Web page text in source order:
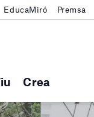
Crea
EducaMiró Premsa